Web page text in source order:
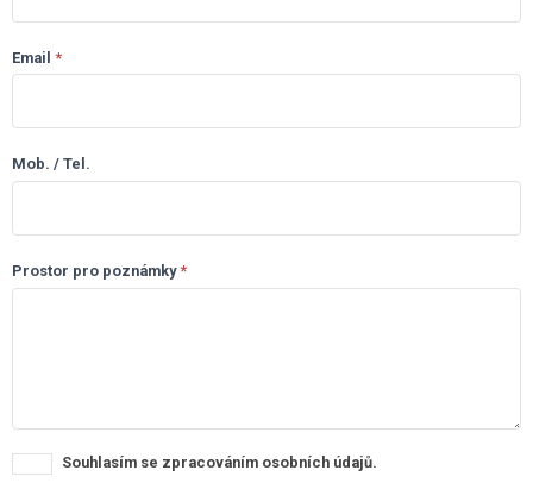
Email *
Mob. / Tel.
Prostor pro poznámky*
Souhlasím se zpracováním osobních údajů.